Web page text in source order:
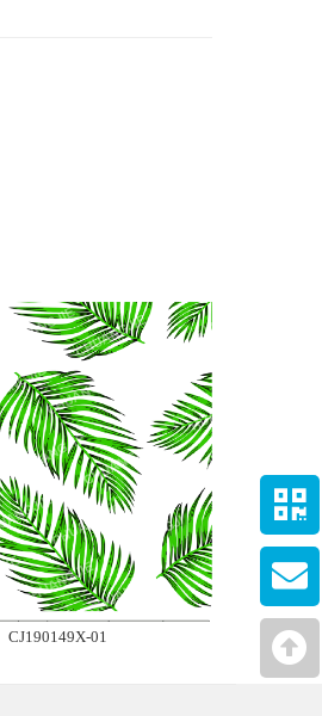
CJ190149X-01